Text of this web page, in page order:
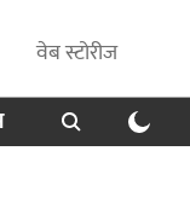
वेब स्टोरीज